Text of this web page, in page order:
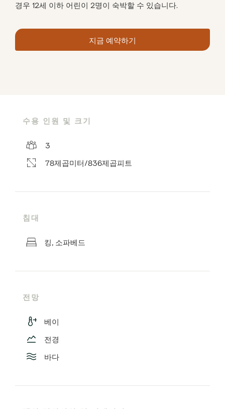
경우 12세 이하 어린이 2명이 숙박할 수 있습니다.
지금 예약하기
수용 인원 및 크기
3
78제곱미터/836제곱피트
침대
킹, 소파베드
전망
베이
전경
바다